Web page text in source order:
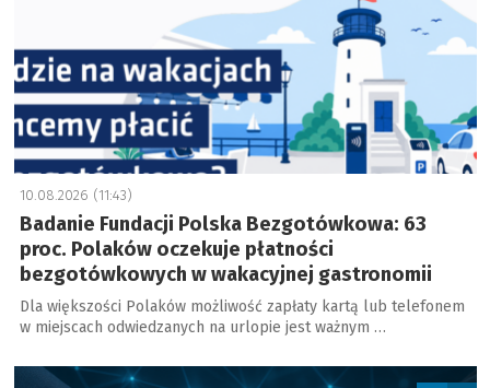
10.08.2026 (11:43)
Badanie Fundacji Polska Bezgotówkowa: 63
proc. Polaków oczekuje płatności
bezgotówkowych w wakacyjnej gastronomii
Dla większości Polaków możliwość zapłaty kartą lub telefonem
w miejscach odwiedzanych na urlopie jest ważnym …
a